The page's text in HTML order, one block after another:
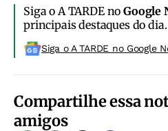
Siga o A TARDE noGoogle
principais destaques do dia.
Siga o A TARDE no Google
Compartilhe essa
amigos